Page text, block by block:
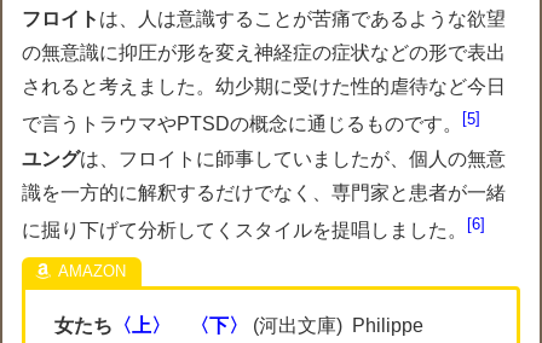
フロイト は、人は意識することが苦痛であるような欲望
の無意識に抑圧が形を変え神経症の症状などの形で表出
されると考えました。幼少期に受けた性的虐待など今日
で言うトラウマやPTSDの概念に通じるものです。
5
ユングは、フロイトに師事していましたが、個人の無意
識を一方的に解釈するだけでなく、専門家と患者が一緒
に掘り下げて分析してくスタイルを提唱しました。
6
女たち 〈上〉 〈下〉
(河出文庫) Philippe